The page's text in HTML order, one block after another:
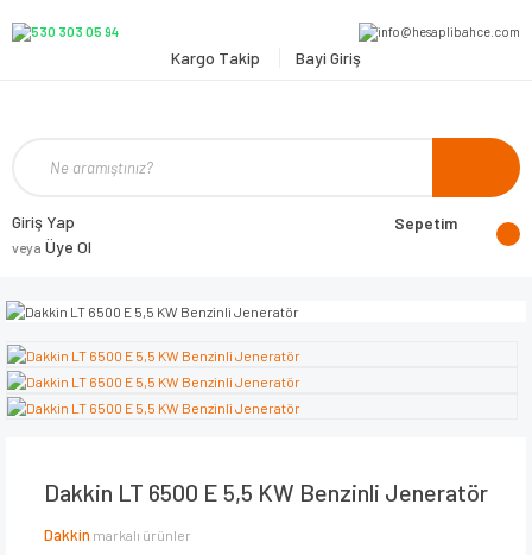
Kargo Takip Bayi Giriş
Giriş Yap
veya Üye Ol
Sepetim
Dakkin LT 6500 E 5,5 KW Benzinli Jeneratör
Dakkin markalı ürünler